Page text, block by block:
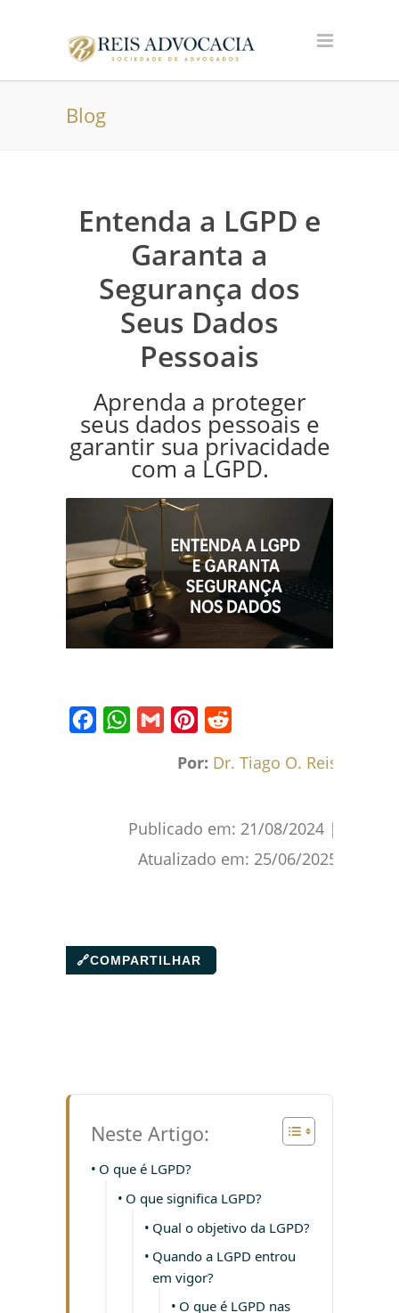
Blog
Entenda a LGPD e
Garanta a
Segurança dos
Seus Dados
Pessoais
Aprenda a proteger
seus dados pessoais e
garantir sua privacidade
com a LGPD.
Por: Dr. Tiago O. Reis
Publicado em: 21/08/2024 |
Atualizado em: 25/06/2025
🔗COMPARTILHAR
Neste Artigo:
O que é LGPD?
O que significa LGPD?
Qual o objetivo da LGPD?
Quando a LGPD entrou
em vigor?
O que é LGPD nas